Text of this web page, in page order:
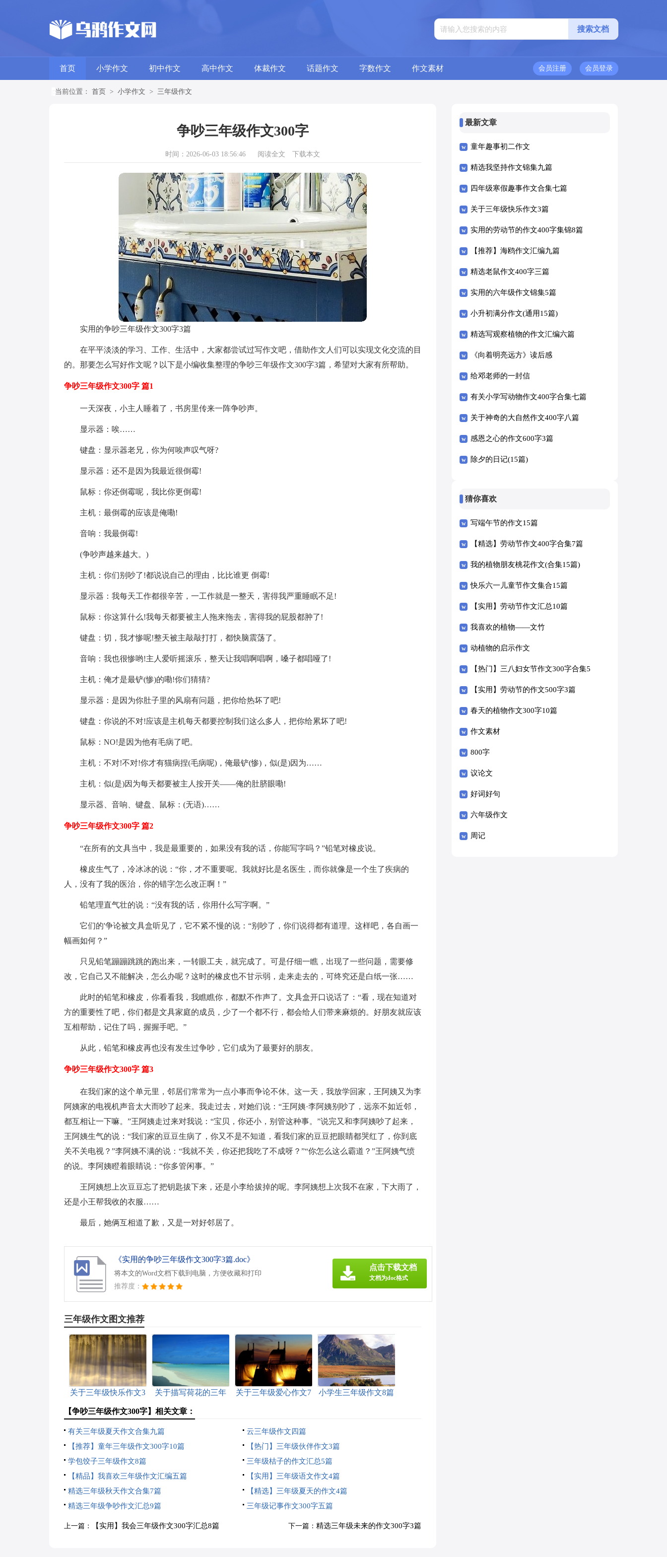
首页 小学作文 初中作文 高中作文 体裁作文 话题作文 字数作文 作文素材 会员登录
会员注册
当前位置： 首页 > 小学作文 > 三年级作文
争吵三年级作文300字
时间：2026-06-03 18:56:46 阅读全文 下载本文
实用的争吵三年级作文300字3篇
在平平淡淡的学习、工作、生活中，大家都尝试过写作文吧，借助作文人们可以实现文化交流的目
的。那要怎么写好作文呢？以下是小编收集整理的争吵三年级作文300字3篇，希望对大家有所帮助。
争吵三年级作文300字 篇1
一天深夜，小主人睡着了，书房里传来一阵争吵声。
显示器：唉……
键盘：显示器老兄，你为何唉声叹气呀?
显示器：还不是因为我最近很倒霉!
鼠标：你还倒霉呢，我比你更倒霉!
主机：最倒霉的应该是俺嘞!
音响：我最倒霉!
(争吵声越来越大。)
主机：你们别吵了!都说说自己的理由，比比谁更 倒霉!
显示器：我每天工作都很辛苦，一工作就是一整天，害得我严重睡眠不足!
鼠标：你这算什么!我每天都要被主人拖来拖去，害得我的屁股都肿了!
键盘：切，我才惨呢!整天被主敲敲打打，都快脑震荡了。
音响：我也很惨哟!主人爱听摇滚乐，整天让我唱啊唱啊，嗓子都唱哑了!
主机：俺才是最铲(惨)的嘞!你们猜猜?
显示器：是因为你肚子里的风扇有问题，把你给热坏了吧!
键盘：你说的不对!应该是主机每天都要控制我们这么多人，把你给累坏了吧!
鼠标：NO!是因为他有毛病了吧。
主机：不对!不对!你才有猫病捏(毛病呢)，俺最铲(惨)，似(是)因为……
主机：似(是)因为每天都要被主人按开关——俺的肚脐眼嘞!
显示器、音响、键盘、鼠标：(无语)……
争吵三年级作文300字 篇2
“在所有的文具当中，我是最重要的，如果没有我的话，你能写字吗？”铅笔对橡皮说。
橡皮生气了，冷冰冰的说：“你，才不重要呢。我就好比是名医生，而你就像是一个生了疾病的
人，没有了我的医治，你的错字怎么改正啊！”
铅笔理直气壮的说：“没有我的话，你用什么写字啊。”
它们的'争论被文具盒听见了，它不紧不慢的说：“别吵了，你们说得都有道理。这样吧，各自画一
幅画如何？”
只见铅笔蹦蹦跳跳的跑出来，一转眼工夫，就完成了。可是仔细一瞧，出现了一些问题，需要修
改，它自己又不能解决，怎么办呢？这时的橡皮也不甘示弱，走来走去的，可终究还是白纸一张……
此时的铅笔和橡皮，你看看我，我瞧瞧你，都默不作声了。文具盒开口说话了：“看，现在知道对
方的重要性了吧，你们都是文具家庭的成员，少了一个都不行，都会给人们带来麻烦的。好朋友就应该
互相帮助，记住了吗，握握手吧。”
从此，铅笔和橡皮再也没有发生过争吵，它们成为了最要好的朋友。
争吵三年级作文300字 篇3
在我们家的这个单元里，邻居们常常为一点小事而争论不休。这一天，我放学回家，王阿姨又为李
阿姨家的电视机声音太大而吵了起来。我走过去，对她们说：“王阿姨·李阿姨别吵了，远亲不如近邻，
都互相让一下嘛。”王阿姨走过来对我说：“宝贝，你还小，别管这种事。”说完又和李阿姨吵了起来，
王阿姨生气的说：“我们家的豆豆生病了，你又不是不知道，看我们家的豆豆把眼睛都哭红了，你到底
关不关电视？”李阿姨不满的说：“我就不关，你还把我吃了不成呀？”“你怎么这么霸道？”王阿姨气愤
的说。李阿姨瞪着眼睛说：“你多管闲事。”
王阿姨想上次豆豆忘了把钥匙拔下来，还是小李给拔掉的呢。李阿姨想上次我不在家，下大雨了，
还是小王帮我收的衣服……
最后，她俩互相道了歉，又是一对好邻居了。
《实用的争吵三年级作文300字3篇.doc》
将本文的Word文档下载到电脑，方便收藏和打印
推荐度：
点击下载文档
文档为doc格式
三年级作文图文推荐
关于三年级快乐作文3
关于描写荷花的三年
关于三年级爱心作文7
小学生三年级作文8篇
【争吵三年级作文300字】相关文章：
有关三年级夏天作文合集九篇
云三年级作文四篇
【推荐】童年三年级作文300字10篇
【热门】三年级伙伴作文3篇
学包饺子三年级作文8篇
三年级桔子的作文汇总5篇
【精品】我喜欢三年级作文汇编五篇
【实用】三年级语文作文4篇
精选三年级秋天作文合集7篇
【精选】三年级夏天的作文4篇
精选三年级争吵作文汇总9篇
三年级记事作文300字五篇
上一篇： 【实用】我会三年级作文300字汇总8篇 下一篇： 精选三年级未来的作文300字3篇
最新文章
童年趣事初二作文
精选我坚持作文锦集九篇
四年级寒假趣事作文合集七篇
关于三年级快乐作文3篇
实用的劳动节的作文400字集锦8篇
【推荐】海鸥作文汇编九篇
精选老鼠作文400字三篇
实用的六年级作文锦集5篇
小升初满分作文(通用15篇)
精选写观察植物的作文汇编六篇
《向着明亮远方》读后感
给邓老师的一封信
有关小学写动物作文400字合集七篇
关于神奇的大自然作文400字八篇
感恩之心的作文600字3篇
除夕的日记(15篇)
猜你喜欢
写端午节的作文15篇
【精选】劳动节作文400字合集7篇
我的植物朋友桃花作文(合集15篇)
快乐六一儿童节作文集合15篇
【实用】劳动节作文汇总10篇
我喜欢的植物——文竹
动植物的启示作文
【热门】三八妇女节作文300字合集5
篇
【实用】劳动节的作文500字3篇
春天的植物作文300字10篇
作文素材
800字
议论文
好词好句
六年级作文
周记